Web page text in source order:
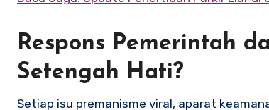
Respons Pemerintah
Setengah Hati?
Setiap isu premanisme viral, aparat